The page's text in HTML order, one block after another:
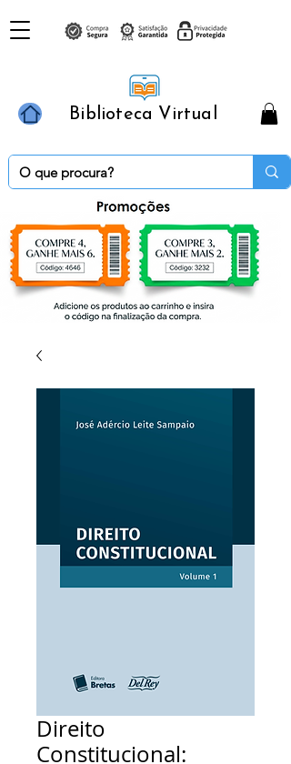
Biblioteca Virtual
Direito
Constitucional: